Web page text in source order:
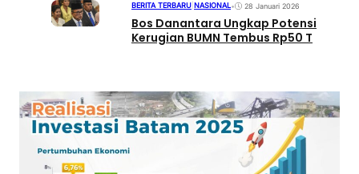
BERITA TERBARU NASIONAL• 28 Januari 2026
Bos Danantara Ungkap Potensi
Kerugian BUMN Tembus Rp50 T